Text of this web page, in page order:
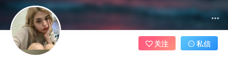
关注 私信